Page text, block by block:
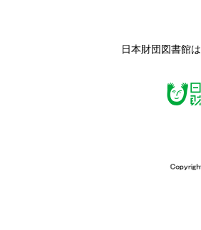
日本財団図書館